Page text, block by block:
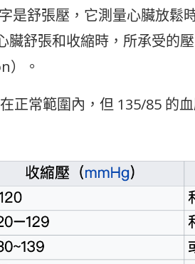
是舒張壓，它測量心臟放鬆
臟舒張和收縮時，所承受的
）。
正常範圍內，但 135/85 的